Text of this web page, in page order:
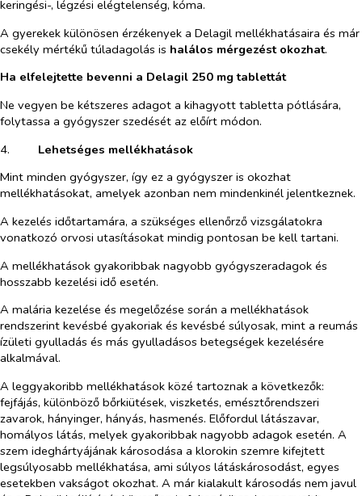
keringési-, légzési elégtelenség, kóma.
A gyerekek különösen érzékenyek a Delagil mellékhatásaira és már
csekély mértékű túladagolás is halálos mérgezést okozhat.
Ha elfelejtette bevenni a Delagil 250 mg tablettát
Ne vegyen be kétszeres adagot a kihagyott tabletta pótlására,
folytassa a gyógyszer szedését az előírt módon.
4.​
Lehetséges mellékhatások
Mint minden gyógyszer, így ez a gyógyszer is okozhat
mellékhatásokat, amelyek azonban nem mindenkinél jelentkeznek.
A kezelés időtartamára, a szükséges ellenőrző vizsgálatokra
vonatkozó orvosi utasításokat mindig pontosan be kell tartani.
A mellékhatások gyakoribbak nagyobb gyógyszeradagok és
hosszabb kezelési idő esetén.
A malária kezelése és megelőzése során a mellékhatások
rendszerint kevésbé gyakoriak és kevésbé súlyosak, mint a reumás
ízületi gyulladás és más gyulladásos betegségek kezelésére
alkalmával.
A leggyakoribb mellékhatások közé tartoznak a következők:
fejfájás, különböző bőrkiütések, viszketés, emésztőrendszeri
zavarok, hányinger, hányás, hasmenés. Előfordul látászavar,
homályos látás, melyek gyakoribbak nagyobb adagok esetén. A
szem ideghártyájának károsodása a klorokin szemre kifejtett
legsúlyosabb mellékhatása, ami súlyos látáskárosodást, egyes
esetekben vakságot okozhat. A már kialakult károsodás nem javul